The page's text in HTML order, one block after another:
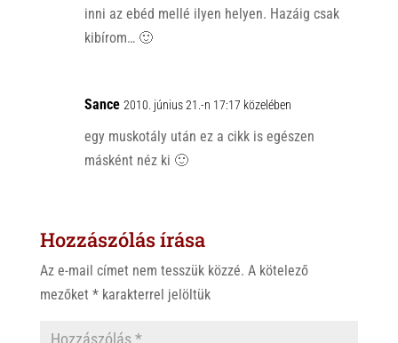
inni az ebéd mellé ilyen helyen. Hazáig csak
kibírom… 🙂
Sance 2010. június 21.-n 17:17 közelében
egy muskotály után ez a cikk is egészen
másként néz ki 🙂
Hozzászólás írása
Az e-mail címet nem tesszük közzé. A kötelező
mezőket *karakterrel jelöltük